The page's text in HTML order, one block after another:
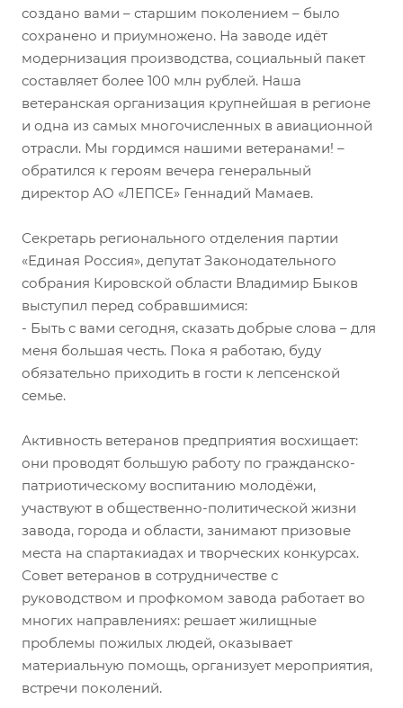
создано вами – старшим поколением – было
сохранено и приумножено. На заводе идёт
модернизация производства, социальный пакет
составляет более 100 млн рублей. Наша
ветеранская организация крупнейшая в регионе
и одна из самых многочисленных в авиационной
отрасли. Мы гордимся нашими ветеранами! –
обратился к героям вечера генеральный
директор АО «ЛЕПСЕ» Геннадий Мамаев.
Секретарь регионального отделения партии
«Единая Россия», депутат Законодательного
собрания Кировской области Владимир Быков
выступил перед собравшимися:
- Быть с вами сегодня, сказать добрые слова – для
меня большая честь. Пока я работаю, буду
обязательно приходить в гости к лепсенской
семье.
Активность ветеранов предприятия восхищает:
они проводят большую работу по гражданско-
патриотическому воспитанию молодёжи,
участвуют в общественно-политической жизни
завода, города и области, занимают призовые
места на спартакиадах и творческих конкурсах.
Совет ветеранов в сотрудничестве с
руководством и профкомом завода работает во
многих направлениях: решает жилищные
проблемы пожилых людей, оказывает
материальную помощь, организует мероприятия,
встречи поколений.